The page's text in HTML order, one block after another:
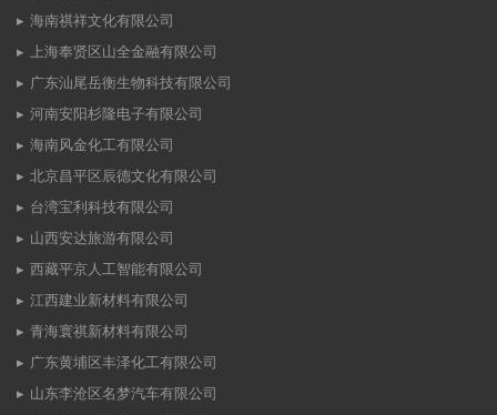
海南祺祥文化有限公司
上海奉贤区山全金融有限公司
广东汕尾岳衡生物科技有限公司
河南安阳杉隆电子有限公司
海南风金化工有限公司
北京昌平区辰德文化有限公司
台湾宝利科技有限公司
山西安达旅游有限公司
西藏平京人工智能有限公司
江西建业新材料有限公司
青海寰祺新材料有限公司
广东黄埔区丰泽化工有限公司
山东李沧区名梦汽车有限公司